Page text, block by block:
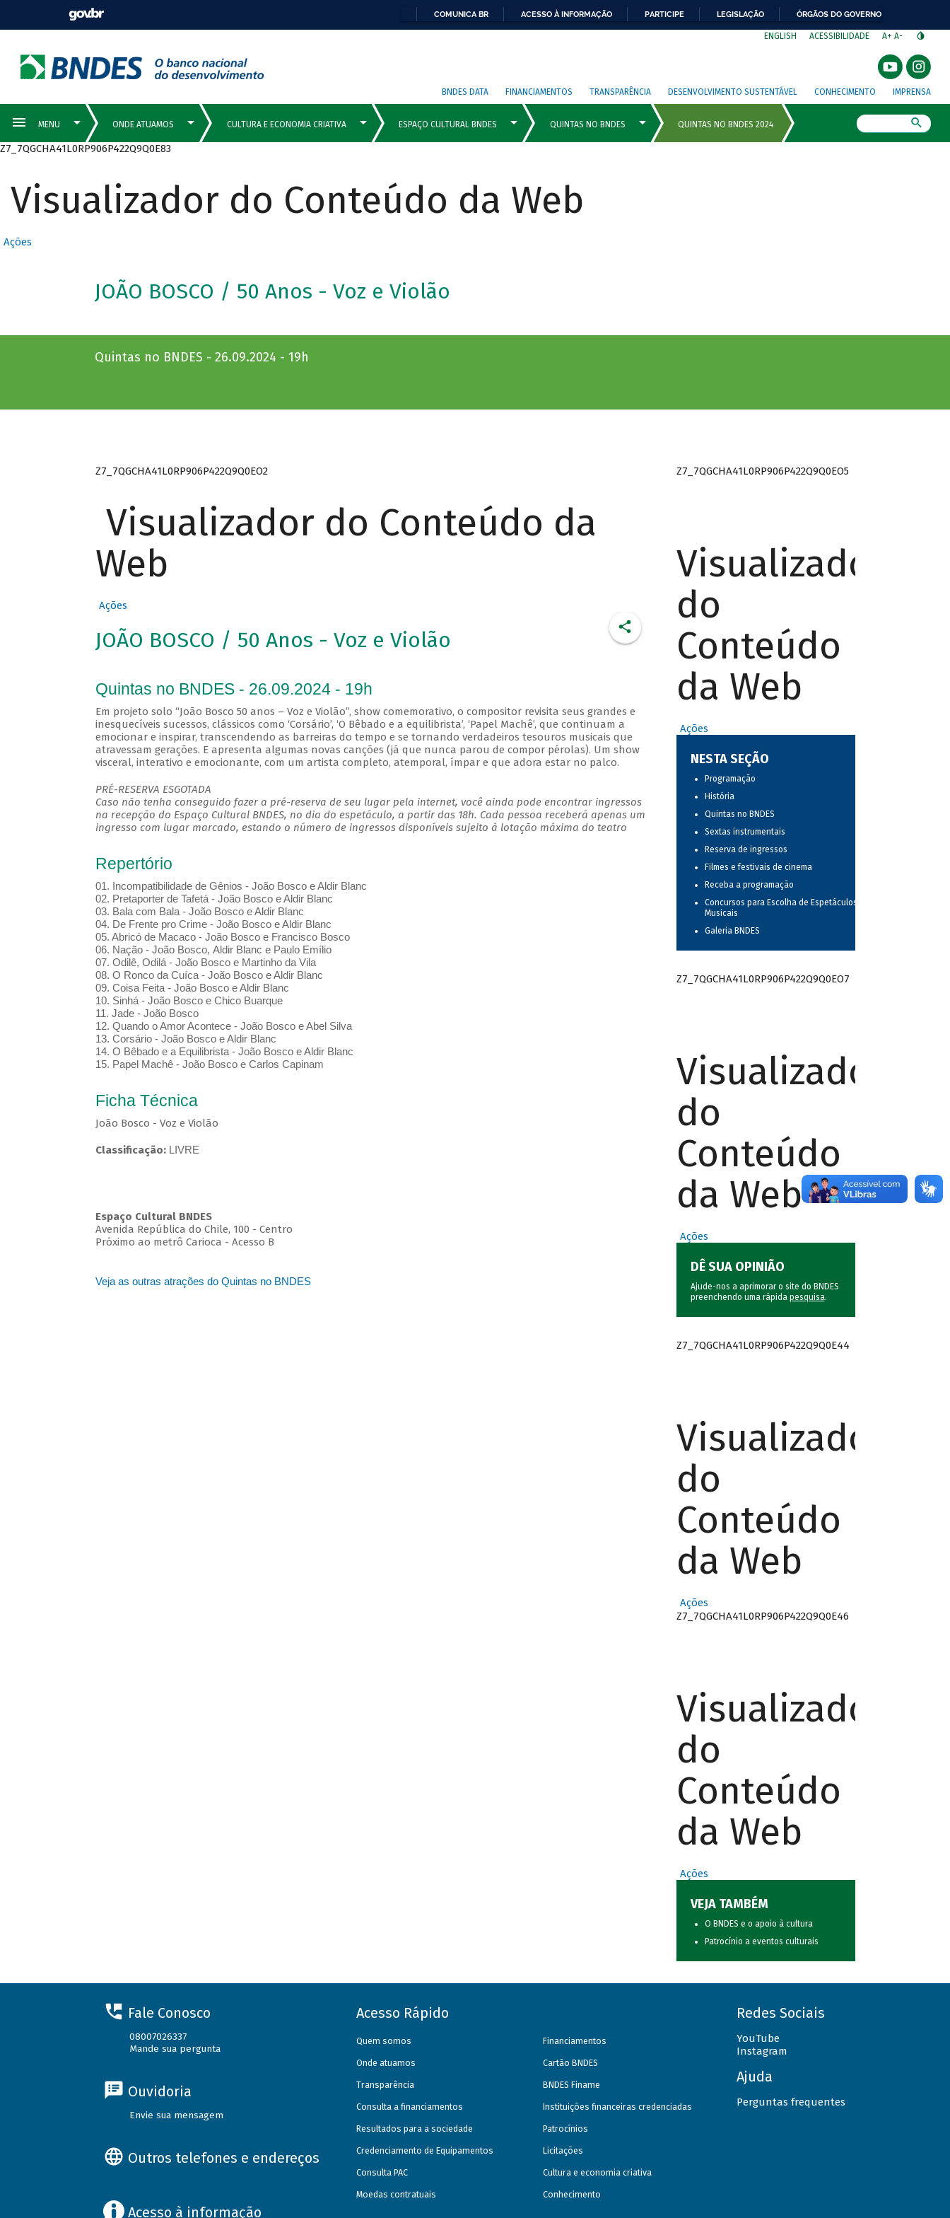
COMUNICA BR ACESSO À INFORMAÇÃO PARTICIPE LEGISLAÇÃO ÓRGÃOS DO GOVERNO
ENGLISH ACESSIBILIDADE A+ A-
BNDES DATA FINANCIAMENTOS TRANSPARÊNCIA DESENVOLVIMENTO SUSTENTÁVEL CONHECIMENTO IMPRENSA
Z7_7QGCHA41L0RP906P422Q9Q0E83
Visualizador do Conteúdo da Web
Ações
JOÃO BOSCO / 50 Anos - Voz e Violão
Quintas no BNDES - 26.09.2024 - 19h
Z7_7QGCHA41L0RP906P422Q9Q0EO2
Visualizador do Conteúdo da
Web
Ações
JOÃO BOSCO / 50 Anos - Voz e Violão
Quintas no BNDES - 26.09.2024 - 19h
Em projeto solo “João Bosco 50 anos – Voz e Violão”, show comemorativo, o compositor revisita seus grandes e
inesquecíveis sucessos, clássicos como ‘Corsário’, ‘O Bêbado e a equilibrista’, ‘Papel Machê’, que continuam a
emocionar e inspirar, transcendendo as barreiras do tempo e se tornando verdadeiros tesouros musicais que
atravessam gerações. E apresenta algumas novas canções (já que nunca parou de compor pérolas). Um show
visceral, interativo e emocionante, com um artista completo, atemporal, ímpar e que adora estar no palco.
PRÉ-RESERVA ESGOTADA
Caso não tenha conseguido fazer a pré-reserva de seu lugar pela internet, você ainda pode encontrar ingressos
na recepção do Espaço Cultural BNDES, no dia do espetáculo, a partir das 18h. Cada pessoa receberá apenas um
ingresso com lugar marcado, estando o número de ingressos disponíveis sujeito à lotação máxima do teatro
Repertório
01. Incompatibilidade de Gênios - João Bosco e Aldir Blanc
02. Pretaporter de Tafetá - João Bosco e Aldir Blanc
03. Bala com Bala - João Bosco e Aldir Blanc
04. De Frente pro Crime - João Bosco e Aldir Blanc
05. Abricó de Macaco - João Bosco e Francisco Bosco
06. Nação - João Bosco, Aldir Blanc e Paulo Emílio
07. Odilê, Odilá - João Bosco e Martinho da Vila
08. O Ronco da Cuíca - João Bosco e Aldir Blanc
09. Coisa Feita - João Bosco e Aldir Blanc
10. Sinhá - João Bosco e Chico Buarque
11. Jade - João Bosco
12. Quando o Amor Acontece - João Bosco e Abel Silva
13. Corsário - João Bosco e Aldir Blanc
14. O Bêbado e a Equilibrista - João Bosco e Aldir Blanc
15. Papel Machê - João Bosco e Carlos Capinam
Ficha Técnica
João Bosco - Voz e Violão
Classificação: LIVRE
Espaço Cultural BNDES
Avenida República do Chile, 100 - Centro
Próximo ao metrô Carioca - Acesso B
Veja as outras atrações do Quintas no BNDES
Z7_7QGCHA41L0RP906P422Q9Q0EO5
Visualizador
do
Conteúdo
da Web
Ações
NESTA SEÇÃO
Programação
História
Quintas no BNDES
Sextas instrumentais
Reserva de ingressos
Filmes e festivais de cinema
Receba a programação
Concursos para Escolha de Espetáculos
Musicais
Galeria BNDES
Z7_7QGCHA41L0RP906P422Q9Q0EO7
Visualizador
do
Conteúdo
da Web
Ações
DÊ SUA OPINIÃO
Ajude-nos a aprimorar o site do BNDES
preenchendo uma rápida pesquisa.
Z7_7QGCHA41L0RP906P422Q9Q0E44
Visualizador
do
Conteúdo
da Web
Ações
Z7_7QGCHA41L0RP906P422Q9Q0E46
Visualizador
do
Conteúdo
da Web
Ações
VEJA TAMBÉM
O BNDES e o apoio à cultura
Patrocínio a eventos culturais
Fale Conosco
08007026337
Mande sua pergunta
Ouvidoria
Envie sua mensagem
Outros telefones e endereços
Acesso à informação
Acesso Rápido
Quem somos
Onde atuamos
Transparência
Consulta a financiamentos
Resultados para a sociedade
Credenciamento de Equipamentos
Consulta PAC
Moedas contratuais
Financiamentos
Cartão BNDES
BNDES Finame
Instituições financeiras credenciadas
Patrocínios
Licitações
Cultura e economia criativa
Conhecimento
Redes Sociais
YouTube
Instagram
Ajuda
Perguntas frequentes